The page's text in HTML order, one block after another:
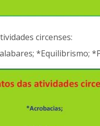
circenses:
*Equilibrismo;